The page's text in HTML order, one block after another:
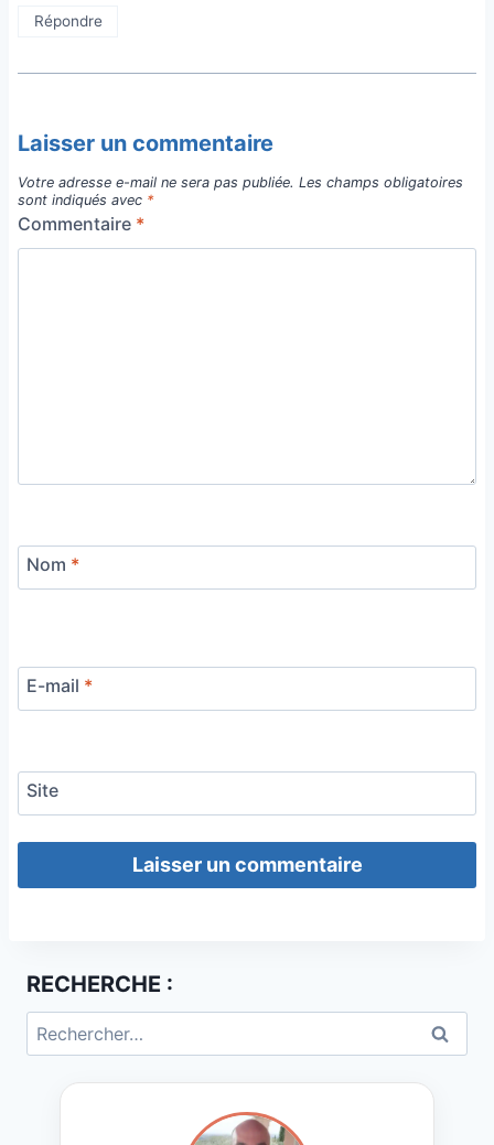
Répondre
Laisser un commentaire
Votre adresse e-mail ne sera pas publiée. Les champs obligatoires
sont indiqués avec *
Commentaire *
Nom *
E-mail *
Site
RECHERCHE :
Rechercher :